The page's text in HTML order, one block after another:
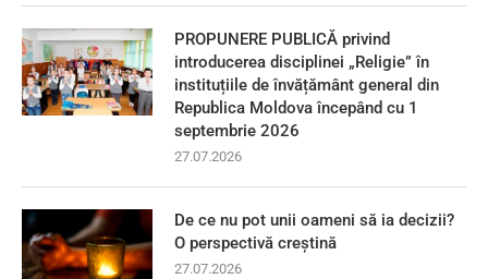
PROPUNERE PUBLICĂ privind
introducerea disciplinei „Religie” în
instituțiile de învățământ general din
Republica Moldova începând cu 1
septembrie 2026
27.07.2026
De ce nu pot unii oameni să ia decizii?
O perspectivă creștină
27.07.2026